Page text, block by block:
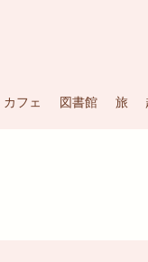
カフェ 図書館 旅